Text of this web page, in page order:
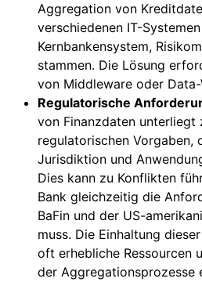
Aggregation von
verschiedenen IT-
Kernbankensystem,
stammen. Die Lösung
von Middleware oder
Regulatorische
von Finanzdaten unterliegt
regulatorischen Vorgaben,
Jurisdiktion und
Dies kann zu Konflikten
Bank gleichzeitig die
BaFin und der US-
muss. Die Einhaltung
oft erhebliche Ressourcen
der Aggregationsprozesse